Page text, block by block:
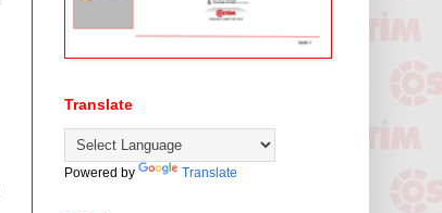
Translate
Powered by Translate